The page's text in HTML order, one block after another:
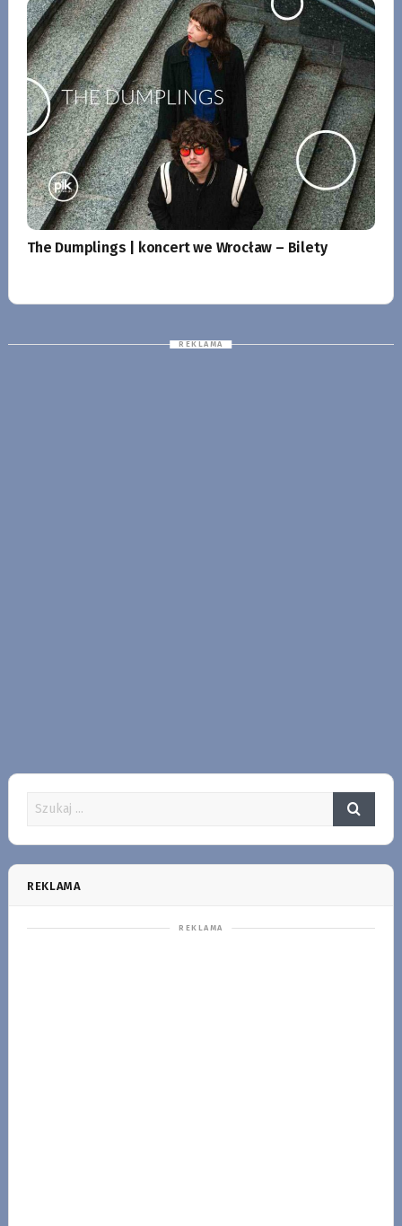
The Dumplings | koncert we Wrocław – Bilety
REKLAMA